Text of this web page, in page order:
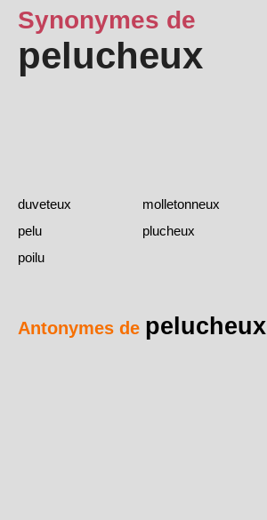
Synonymes de
pelucheux
duveteux
molletonneux
pelu
plucheux
poilu
Antonymes de pelucheux